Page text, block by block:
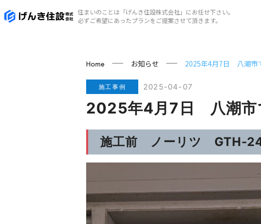
住まいのことは「げんき住設株式会社」にお任せ下さい。
必ずご希望にあったプランをご提案させて頂きます。
Home お知らせ 2025年4月7日 八潮市
施工事例 2025-04-07
2025年4月7日 八潮市
施工前 ノーリツ GTH-